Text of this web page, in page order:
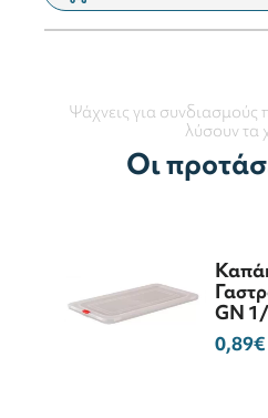
Ψάχνεις για
λύσουν τα
Οι
GN
0,89€